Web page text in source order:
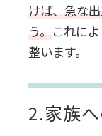
けば、急な
う。これに
整います。
2.家族